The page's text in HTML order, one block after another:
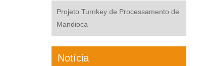
Projeto Turnkey de Processamento de
Mandioca
Notícia